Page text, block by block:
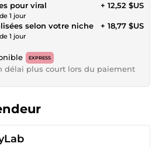
pour viral
1 jour
+ 12,52 $US
selon votre niche
1 jour
+ 18,77 $US
EXPRESS
délai plus court lors du paiement